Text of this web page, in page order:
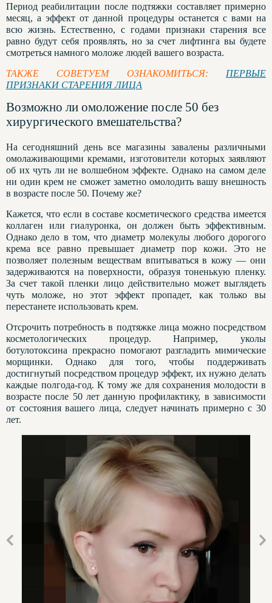
Период реабилитации после подтяжки составляет примерно
месяц, а эффект от данной процедуры останется с вами на
всю жизнь. Естественно, с годами признаки старения все
равно будут себя проявлять, но за счет лифтинга вы будете
смотреться намного моложе людей вашего возраста.
ТАКЖЕ СОВЕТУЕМ ОЗНАКОМИТЬСЯ:
ПЕРВЫЕ
ПРИЗНАКИ СТАРЕНИЯ ЛИЦА
Возможно ли омоложение после 50 без
хирургического вмешательства?
На сегодняшний день все магазины завалены различными
омолаживающими кремами, изготовители которых заявляют
об их чуть ли не волшебном эффекте. Однако на самом деле
ни один крем не сможет заметно омолодить вашу внешность
в возрасте после 50. Почему же?
Кажется, что если в составе косметического средства имеется
коллаген или гиалуронка, он должен быть эффективным.
Однако дело в том, что диаметр молекулы любого дорогого
крема все равно превышает диаметр пор кожи. Это не
позволяет полезным веществам впитываться в кожу — они
задерживаются на поверхности, образуя тоненькую пленку.
За счет такой пленки лицо действительно может выглядеть
чуть моложе, но этот эффект пропадет, как только вы
перестанете использовать крем.
Отсрочить потребность в подтяжке лица можно посредством
косметологических процедур. Например, уколы
ботулотоксина прекрасно помогают разгладить мимические
морщинки. Однако для того, чтобы поддерживать
достигнутый посредством процедур эффект, их нужно делать
каждые полгода-год. К тому же для сохранения молодости в
возрасте после 50 лет данную профилактику, в зависимости
от состояния вашего лица, следует начинать примерно с 30
лет.